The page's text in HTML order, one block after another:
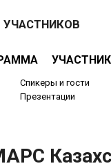
УЧАСТНИКОВ
Спикеры и гости
Презентации